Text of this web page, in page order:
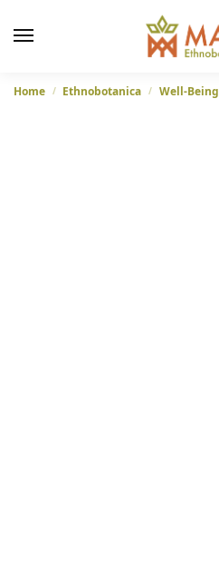
Home / Ethnobotanica / Well-Being